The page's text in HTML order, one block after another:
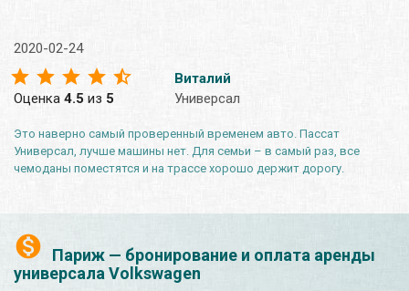
Париж — бронирование и оплата аренды
универсала Volkswagen
2020-02-24
Оценка 4.5 из 5
Виталий
Универсал
Это наверно самый проверенный временем авто. Пассат
Универсал, лучше машины нет. Для семьи – в самый раз, все
чемоданы поместятся и на трассе хорошо держит дорогу.